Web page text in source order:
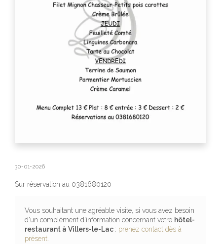
30-01-2026
Sur réservation au 0381680120
Vous souhaitant une agréable visite, si vous avez besoin
d'un complément d'information concernant votre hôtel-
restaurant à Villers-le-Lac : prenez contact dès à
présent.